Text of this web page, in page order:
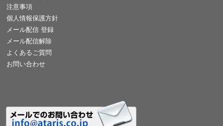
注意事項
個人情報保護方針
メール配信 登録
メール配信解除
よくあるご質問
お問い合わせ